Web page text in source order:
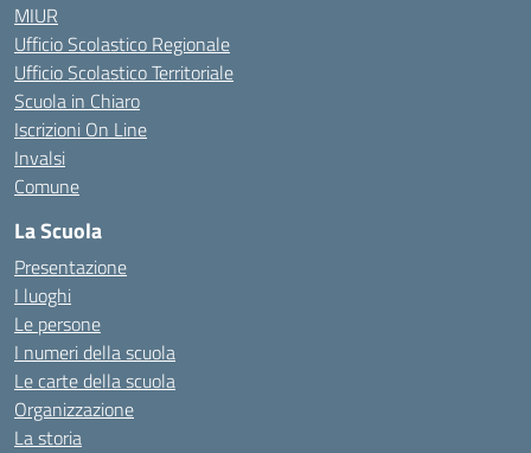
MIUR
Ufficio Scolastico Regionale
Ufficio Scolastico Territoriale
Scuola in Chiaro
Iscrizioni On Line
Invalsi
Comune
La Scuola
Presentazione
I luoghi
Le persone
I numeri della scuola
Le carte della scuola
Organizzazione
La storia